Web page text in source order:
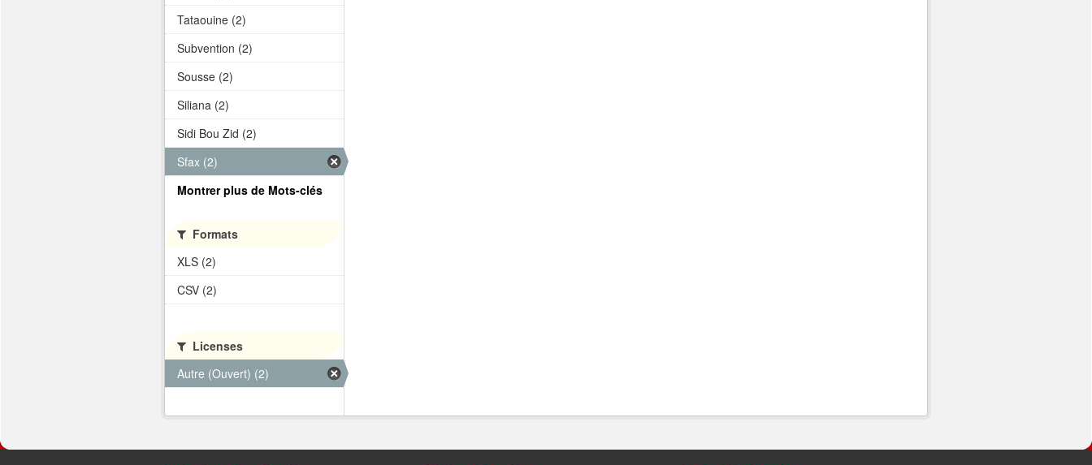
Tataouine (2)
Subvention (2)
Sousse (2)
Siliana (2)
Sidi Bou Zid (2)
Sfax (2)
Montrer plus de Mots-clés
Formats
XLS (2)
CSV (2)
Licenses
Autre (Ouvert) (2)